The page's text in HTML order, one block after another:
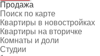
Продажа
Поиск по карте
Квартиры в новостройках
Квартиры на вторичке
Комнаты и доли
Студии